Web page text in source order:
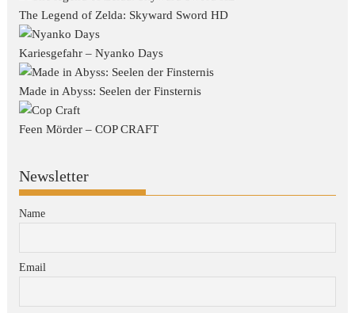
The Legend of Zelda: Skyward Sword HD
Kariesgefahr – Nyanko Days
Made in Abyss: Seelen der Finsternis
Feen Mörder – COP CRAFT
Newsletter
Name
Email